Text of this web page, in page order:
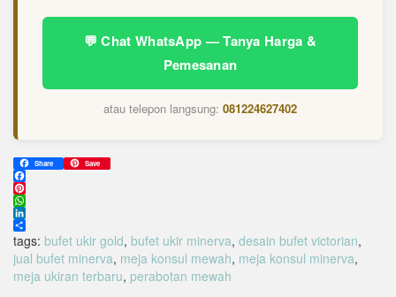
💬 Chat WhatsApp — Tanya Harga &
Pemesanan
atau telepon langsung: 081224627402
Share Save
Facebook
Pinterest
WhatsApp
LinkedIn
Share
tags: bufet ukir gold, bufet ukir minerva, desain bufet victorian,
jual bufet minerva, meja konsul mewah, meja konsul minerva,
meja ukiran terbaru, perabotan mewah